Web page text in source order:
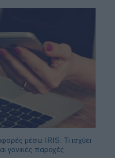
μέσω IRIS: Τι ισχύει
γονικές παροχές